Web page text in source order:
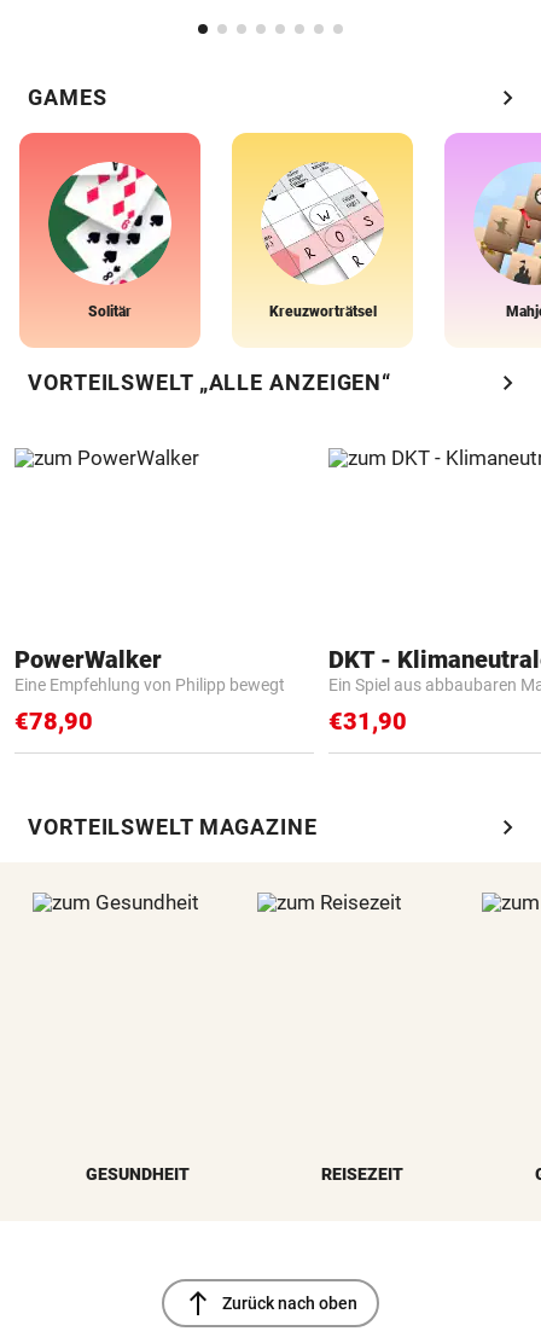
GAMES chevron_right
Solitär Kreuzworträtsel
VORTEILSWELT „ALLE ANZEIGEN“ chevron_right
PowerWalker
Eine Empfehlung von Philipp bewegt
€78,90
Ein Spiel aus abbaubaren
€31,90
VORTEILSWELT MAGAZINE chevron_right
GESUNDHEIT REISEZEIT
north Zurück nach oben